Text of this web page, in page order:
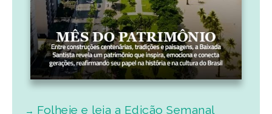
Folheie e leia a Edição Semanal